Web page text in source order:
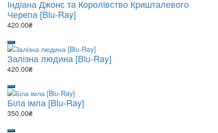
Індіана Джонс та Королівство Кришталевого
Черепа [Blu-Ray]
420.00₴
Залізна людина [Blu-Ray]
420.00₴
Біла імла [Blu-Ray]
350.00₴